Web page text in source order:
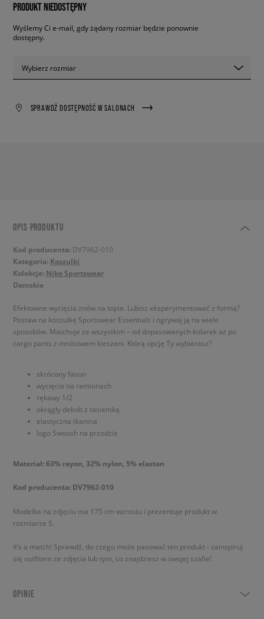
PRODUKT NIEDOSTĘPNY
Wyślemy Ci e-mail, gdy żądany rozmiar będzie ponownie
dostępny.
Wybierz rozmiar
SPRAWDŹ DOSTĘPNOŚĆ W SALONACH
OPIS PRODUKTU
Kod producenta: DV7962-010
Kategoria: Koszulki
Kolekcje: Nike Sportswear
Damskie
Efektowne wycięcia znów na topie. Lubisz eksperymentować z formą?
Postaw na koszulkę Sportswear Essentials i ogrywaj ją na wiele
sposobów. Matchuje ze wszystkim – od dopasowanych kolarek aż po
cargo pants z mnóstwem kieszeni. Którą opcję Ty wybierasz?
skrócony fason
wycięcia na ramionach
rękawy 1/2
okrągły dekolt z tasiemką
elastyczna tkanina
logo Swoosh na przodzie
Materiał: 63% rayon, 32% nylon, 5% elastan
Kod producenta: DV7962-010
Modelka na zdjęciu ma 175 cm wzrostu i prezentuje produkt w
rozmiarze S.
It’s a match! Sprawdź, do czego może pasować ten produkt - zainspiruj
się outfitem ze zdjęcia lub tym, co znajdziesz w swojej szafie!
OPINIE